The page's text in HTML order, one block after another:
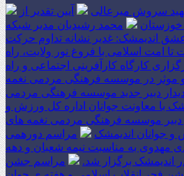
شهید سروش میرعالی
آیین تقدیر از
خوزستان
محمد رشیدیان مدیر شبکه
اندیمشک: غدیر نشانه تداوم حرکت
امت اسلامی با فروغ نور ولایت، راه
کارگاه کارآفرینی اجتماعی و راه
و موثر در موسسه فرهنگی مردمی نغمه
دیدار دبیر جدید موسسه فرهنگی مردمی
با معاونت جوانان اداره کل ورزش و
دبیر موسسه فرهنگی مردمی نغمه های
جوانان اندیمشک
مراسم دورهمی
مهدوی به مناسبت نیمه شعبان و دهه
اندیمشک برگزار شد.
مراسم جشن